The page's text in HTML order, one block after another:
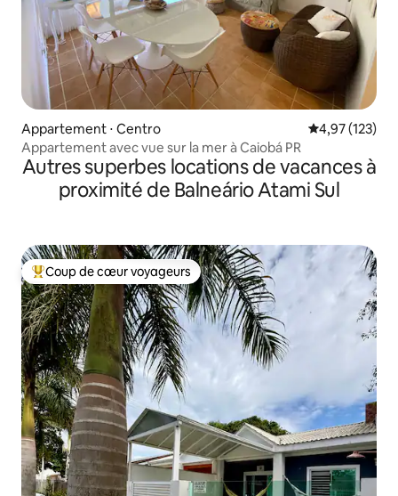
Appartement ⋅ Centro Évaluation
4,97 (123)
Appartement avec vue sur la mer à Caiobá PR
Autres superbes locations de vacances à
proximité de Balneário Atami Sul
Coups de cœur voyageurs les plus appréciés
Coup de cœur voyageurs